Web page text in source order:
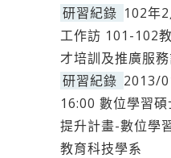
研習紀錄 102年
工作訪 101-102
才培訓及推廣服
研習紀錄 2013/
16:00 數位學習
提升計畫-數位學
教育科技學系